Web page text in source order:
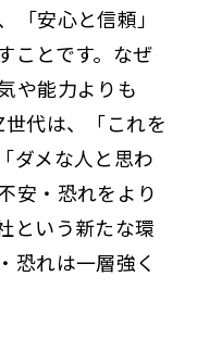
「安心と信頼」
ことです。なぜ
や能力よりも
世代は、「これを
ダメな人と思わ
安・恐れをより
という新たな環
恐れは一層強く